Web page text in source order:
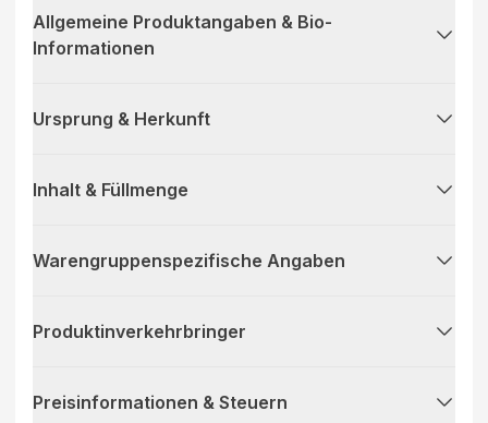
Allgemeine Produktangaben & Bio-
Informationen
Ursprung & Herkunft
Inhalt & Füllmenge
Warengruppenspezifische Angaben
Produktinverkehrbringer
Preisinformationen & Steuern